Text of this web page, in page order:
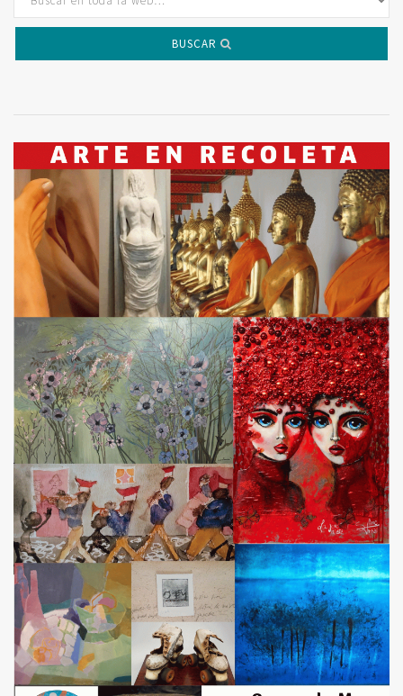
BUSCAR